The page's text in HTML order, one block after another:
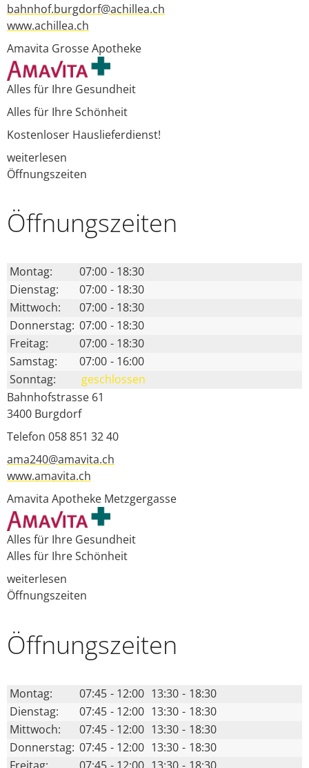
bahnhof.burgdorf@achillea.ch
www.achillea.ch
Amavita Grosse Apotheke
Alles für Ihre Gesundheit
Alles für Ihre Schönheit
Kostenloser Hauslieferdienst!
weiterlesen
Öffnungszeiten
Öffnungs­zeiten
Montag: 07:00 - 18:30
Dienstag:
07:00 - 18:30
Mittwoch:
07:00 - 18:30
Donnerstag: 07:00 - 18:30
Freitag:
07:00 - 18:30
Samstag:
07:00 - 16:00
Sonntag:
geschlossen
Bahnhofstrasse 61
3400 Burgdorf
Telefon 058 851 32 40
ama240@amavita.ch
www.amavita.ch
Amavita Apotheke Metzgergasse
Alles für Ihre Gesundheit
Alles für Ihre Schönheit
weiterlesen
Öffnungszeiten
Öffnungs­zeiten
Montag: 07:45 - 12:00 13:30 - 18:30
Dienstag:
07:45 - 12:00 13:30 - 18:30
Mittwoch:
07:45 - 12:00 13:30 - 18:30
Donnerstag: 07:45 - 12:00 13:30 - 18:30
Freitag:
07:45 - 12:00 13:30 - 18:30